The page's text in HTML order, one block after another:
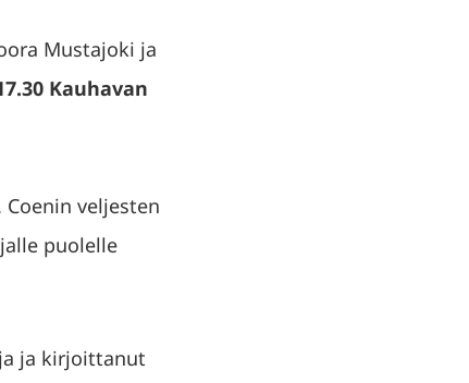
Mustajoki ja
Kauhavan
veljesten
puolelle
ja kirjoittanut